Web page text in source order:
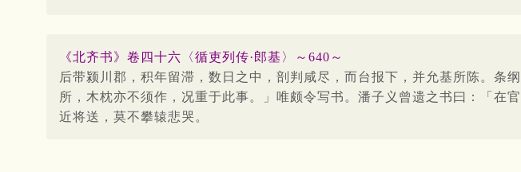
《北齐书》卷四十六〈循吏列传·郎基〉～640～
后带颍川郡，积年留滞，数日之中，剖判咸尽，而台报下，并允基所陈。条
所，木枕亦不须作，况重于此事。」唯颇令写书。潘子义曾遗之书曰：「在
近将送，莫不攀辕悲哭。